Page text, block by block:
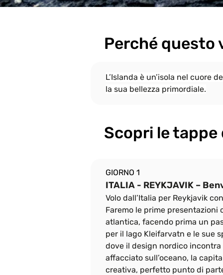
Perché questo
L’Islanda è un’isola nel cuore
la sua bellezza primordiale.
Scopri le
GIORNO 1
ITALIA - REYKJAVIK –
Volo dall’Italia per Reykjavik
Faremo le prime
atlantica, facendo prima un
per il lago Kleifarvatn e le sue
dove il design nordico
affacciato sull’oceano, la
creativa, perfetto punto di